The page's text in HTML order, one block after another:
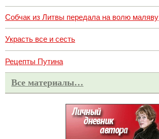
Собчак из Литвы передала на волю маляву
Украсть все и сесть
Рецепты Путина
Все материалы…